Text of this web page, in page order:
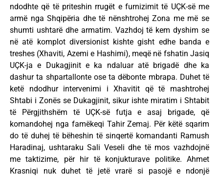
ndodhte që të priteshin rrugët e furnizimit të UÇK-së me
armë nga Shqipëria dhe të nënshtrohej Zona me më se
shumti ushtarë dhe armatim. Vazhdoj të kem dyshim se
në atë komplot diversionist kishte gisht edhe banda e
treshes (Xhaviti, Azemi e Hashimi), meqë në fshatin Jasiq
UÇK-ja e Dukagjinit e ka ndaluar atë brigadë dhe ka
dashur ta shpartallonte ose ta dëbonte mbrapa. Duhet të
ketë ndodhur intervenimi i Xhavitit që të mashtrohej
Shtabi i Zonës se Dukagjinit, sikur ishte miratim i Shtabit
të Përgjithshëm të UÇK-së futja e asaj brigade, që
komandohej nga famëkeqi Tahir Zemaj. Për këtë sqarim
do të duhej të bëheshin të sinqertë komandanti Ramush
Haradinaj, ushtaraku Sali Veseli dhe të mos vazhdojnë
me taktizime, për hir të konjukturave politike. Ahmet
Krasniqi nuk duhet të jetë vrarë si pasojë e ndonjë